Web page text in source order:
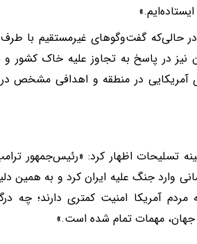
اسفند سال گذشته در حالی‌که گفت‌وگوهای غیرمستقیم
نیز در پاسخ به تجاوز علیه خاک کشور و
پایگاه‌های آمریکایی در منطقه و اهدافی
تسلیحات اظهار کرد: «رئیس‌جمهور
وارد جنگ علیه ایران کرد و به همین
آمریکا امنیت کمتری دارند؛ چه
جهان، مهمات تمام شده است.»